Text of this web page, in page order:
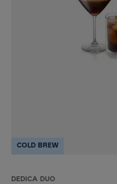
COLD BREW
DEDICA DUO